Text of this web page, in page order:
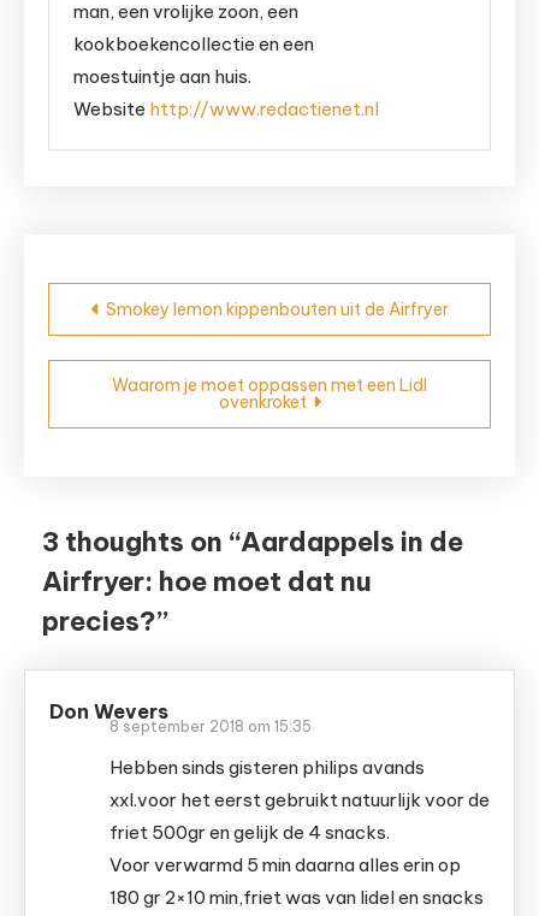
man, een vrolijke zoon, een
kookboekencollectie en een
moestuintje aan huis.
Website http://www.redactienet.nl
Bericht
navigatie
Smokey lemon kippenbouten uit de Airfryer
Waarom je moet oppassen met een Lidl
ovenkroket
3 thoughts on “Aardappels in de
Airfryer: hoe moet dat nu
precies?”
Don Wevers
8 september 2018 om 15:35
Hebben sinds gisteren philips avands
xxl.voor het eerst gebruikt natuurlijk voor de
friet 500gr en gelijk de 4 snacks.
Voor verwarmd 5 min daarna alles erin op
180 gr 2×10 min,friet was van lidel en snacks